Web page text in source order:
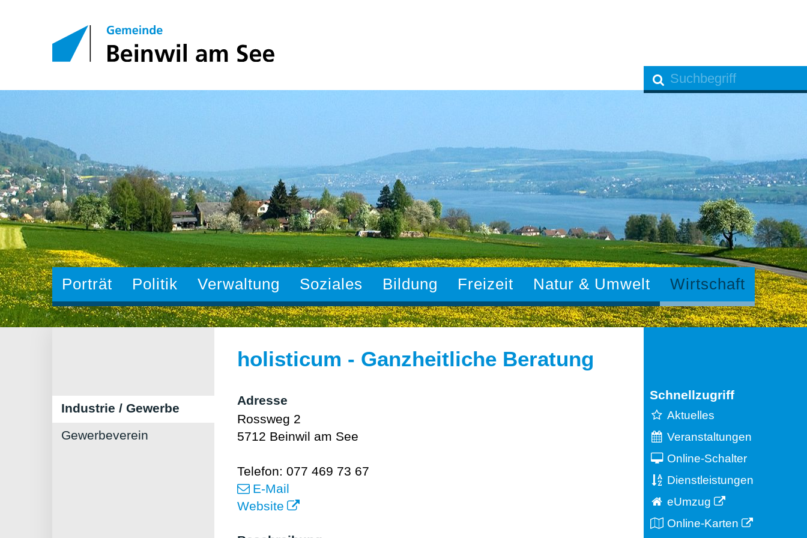
Porträt Politik Verwaltung Soziales Bildung Freizeit Natur & Umwelt Wirtschaft
Industrie / Gewerbe
Gewerbeverein
holisticum - Ganzheitliche Beratung
Adresse
Rossweg 2
5712 Beinwil am See
Telefon: 077 469 73 67
E-Mail
Website
Schnellzugriff
Aktuelles
Veranstaltungen
Online-Schalter
Dienstleistungen
eUmzug
Online-Karten